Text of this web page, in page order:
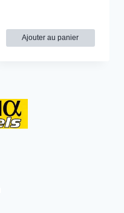
Ajouter au panier